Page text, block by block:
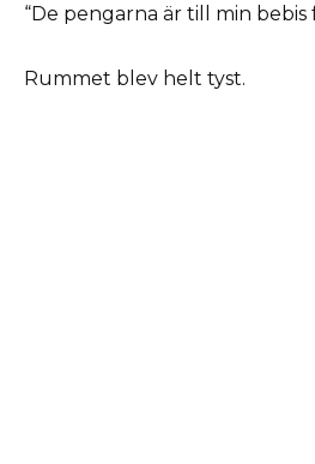
“De pengarna är till min bebis
Rummet blev helt tyst.